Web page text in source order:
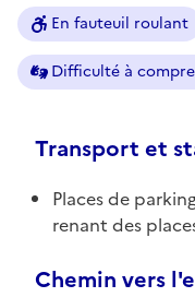
En fauteuil roulant
Difficulté à
Transport et
Places de
renant des
Chemin vers